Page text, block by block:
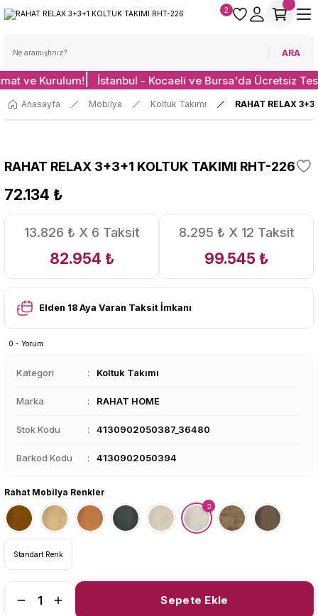
ARA
2
ve Kurulum! İstanbul - Kocaeli ve Bursa'da Ücretsiz
Anasayfa Mobilya Koltuk Takımı RAHAT RELAX
RAHAT RELAX 3+3+1 KOLTUK TAKIMI RHT-226
72.134 ₺
13.826 ₺ X 6 Taksit
82.954 ₺
8.295 ₺ X 12 Taksit
99.545 ₺
Elden 18 Aya Varan Taksit İmkanı
0 - Yorum
Kategori Koltuk Takımı
Marka RAHAT HOME
Stok Kodu 4130902050387_36480
Barkod Kodu 4130902050394
Rahat Mobilya Renkler
Standart Renk
Sepete Ekle